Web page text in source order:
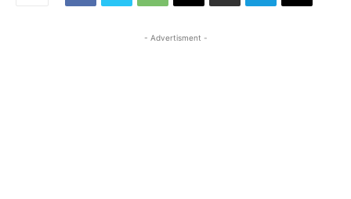
- Advertisment -